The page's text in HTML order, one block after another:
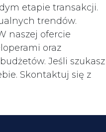
etapie transakcji.
trendów.
naszej ofercie
oraz
Jeśli szukasz
Skontaktuj się z